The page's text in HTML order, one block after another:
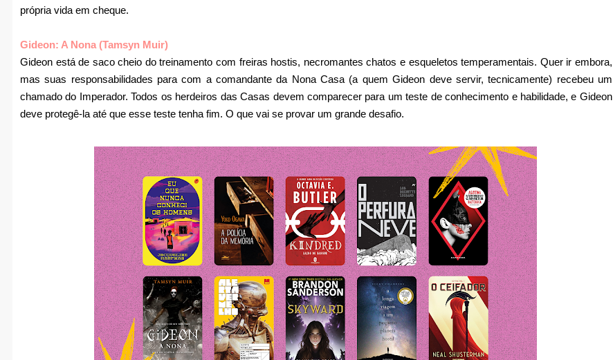
própria vida em cheque.
Gideon: A Nona (Tamsyn Muir)
Gideon está de saco cheio do treinamento com freiras hostis, necromantes chatos e esqueletos temperamentais. Quer ir embora,
mas suas responsabilidades para com a comandante da Nona Casa (a quem Gideon deve servir, tecnicamente) recebeu um
chamado do Imperador. Todos os herdeiros das Casas devem comparecer para um teste de conhecimento e habilidade, e Gideon
deve protegê-la até que esse teste tenha fim. O que vai se provar um grande desafio.